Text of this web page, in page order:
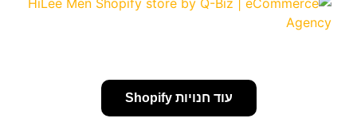
עוד חנויות Shopify